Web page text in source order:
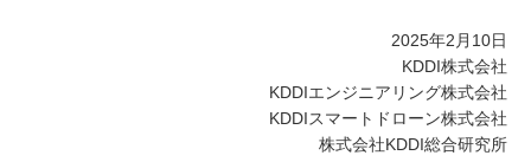
2025年2月10日
KDDI株式会社
KDDIエンジニアリング株式会社
KDDIスマートドローン株式会社
株式会社KDDI総合研究所